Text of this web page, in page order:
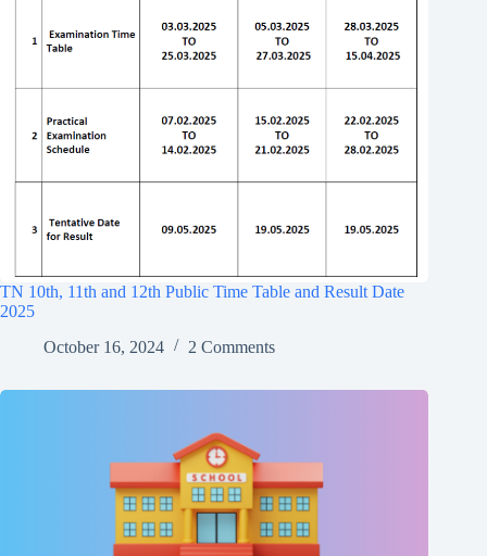
TN 10th, 11th and 12th Public Time Table and Result Date
2025
October 16, 2024
2 Comments